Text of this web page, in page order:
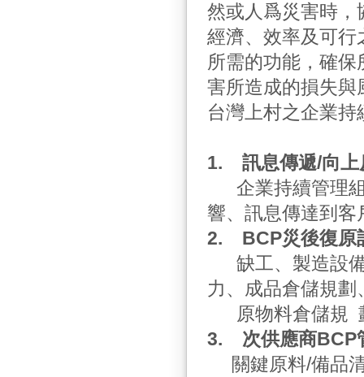
然或人爲災害時，
經濟、效率及可行
所需的功能，確
害所造成的損失與
台灣上村之企業
1.
訊息傳遞/向
企業持續管理組
響、訊息傳達到客
2.
BCP災後復原
缺工、製造設備
力、成品倉儲規劃
原物料倉儲規
3.
次供應商BCP
關鍵原料/備品